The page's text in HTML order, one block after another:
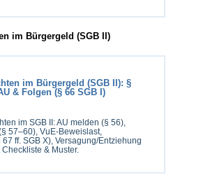
im Bürgergeld (SGB II)
im Bürgergeld (SGB II): §
& Folgen (§ 66 SGB I)
im SGB II: AU melden (§ 56),
57–60), VuE-Beweislast,
67 ff. SGB X), Versagung/Entziehung
& Muster.